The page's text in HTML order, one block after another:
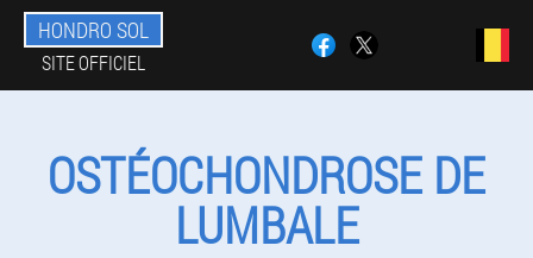
HONDRO SOL
SITE OFFICIEL
OSTÉOCHONDROSE DE
LUMBALE